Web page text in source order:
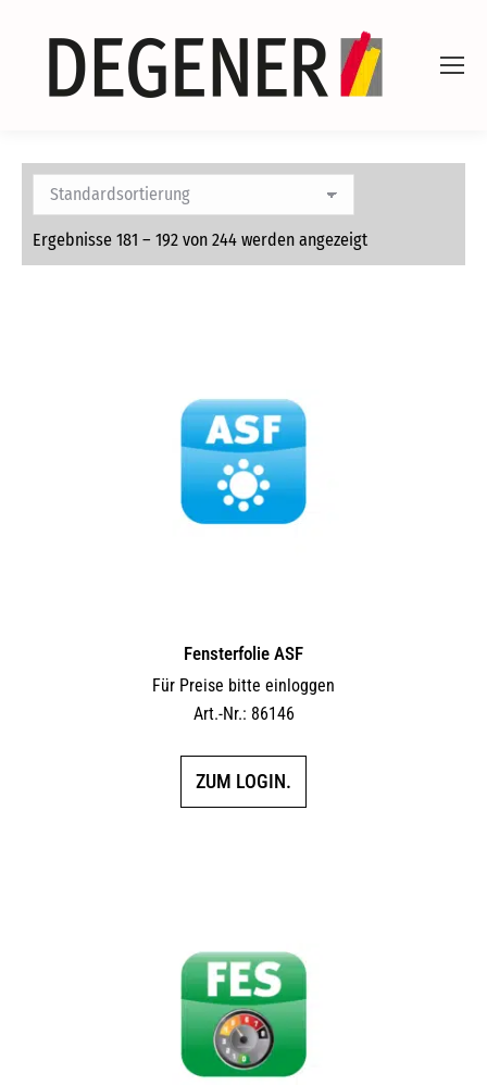
Ergebnisse 181 – 192 von 244 werden angezeigt
Fensterfolie ASF
Für Preise bitte einloggen
Art.-Nr.: 86146
ZUM LOGIN.